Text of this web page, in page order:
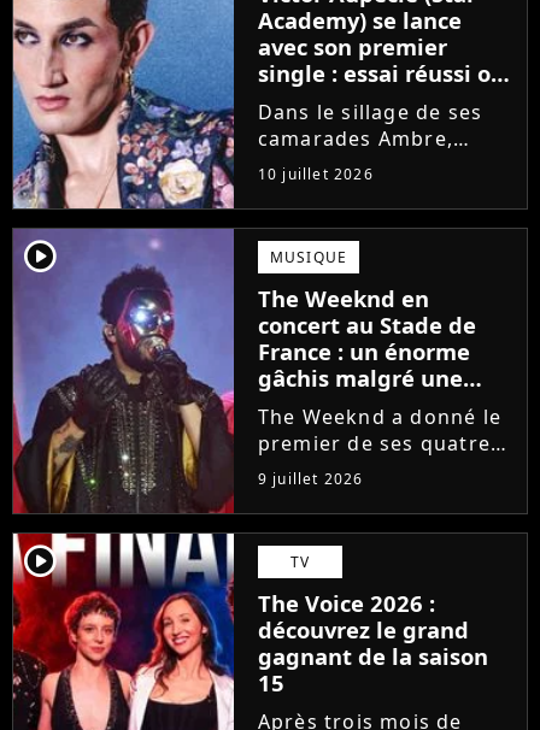
communiqué...
Academy) se lance
avec son premier
single : essai réussi ou
manqué ? Voici notre
avis !
Dans le sillage de ses
camarades Ambre,
Bastiaan ou Melissa,
Victor Aupecle lance
son projet musical ce
vendredi 10 juillet avec
la parution du single Je
fais de mon mieux. Le
demi-finaliste...
10 juillet 2026
player2 MUSIQUE
The Weeknd en
concert au Stade de
France : un énorme
gâchis malgré une
mise en scène
colossale
The Weeknd a donné le
premier de ses quatre
concerts au Stade de
France hier soir.
L'alignement de tubes
et la mise en scène
bluffante n'ont
cependant pas fait le
poids face à un show...
9 juillet 2026
player2 TV
The Voice 2026 :
découvrez le grand
gagnant de la saison
15
Après trois mois de